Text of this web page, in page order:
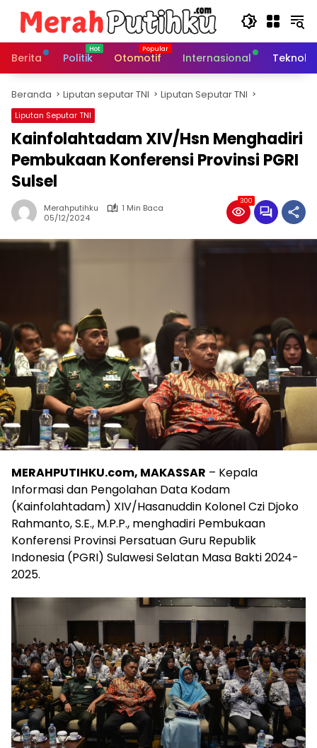
konten
Berita
Politik Otomotif Internasional
Beranda Liputan seputar TNI Liputan Seputar TNI
Liputan Seputar TNI
Kainfolahtadam XIV/Hsn Menghadiri
Pembukaan Konferensi Provinsi PGRI
Sulsel
Merahputihku
1 Min Baca
05/12/2024
300
MERAHPUTIHKU.com, MAKASSAR – Kepala
Informasi dan Pengolahan Data Kodam
(Kainfolahtadam) XIV/Hasanuddin Kolonel Czi Djoko
Rahmanto, S.E., M.P.P., menghadiri Pembukaan
Konferensi Provinsi Persatuan Guru Republik
Indonesia (PGRI) Sulawesi Selatan Masa Bakti 2024-
2025.